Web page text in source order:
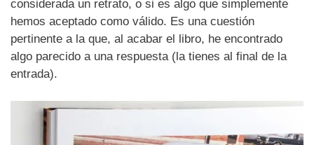
considerada un retrato, o si es algo que simplemente
hemos aceptado como válido. Es una cuestión
pertinente a la que, al acabar el libro, he encontrado
algo parecido a una respuesta (la tienes al final de la
entrada).